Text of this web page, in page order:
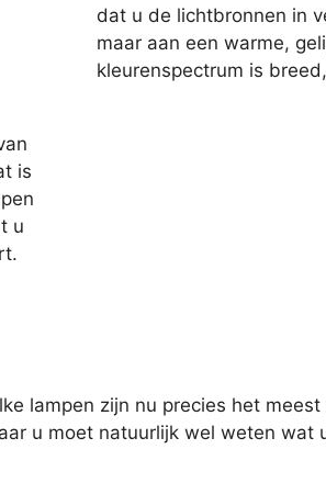
is
u
dat u de lichtbronnen in
maar aan een warme,
kleurenspectrum is
lampen zijn nu precies het
u moet natuurlijk wel weten wat